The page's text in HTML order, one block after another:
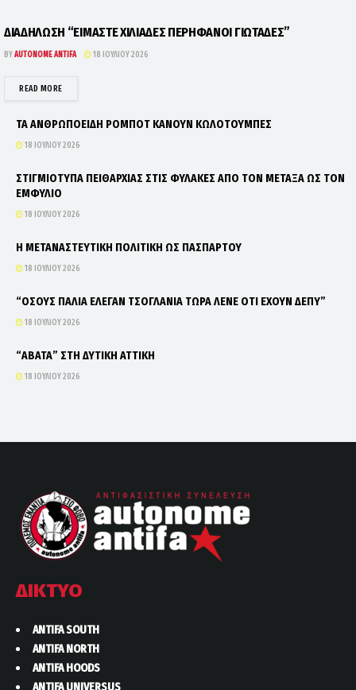
ΔΙΑΔΗΛΩΣΗ “ΕΙΜΑΣΤΕ ΧΙΛΙΑΔΕΣ ΠΕΡΗΦΑΝΟΙ ΓΙΩΤΑΔΕΣ”
BYAUTONOME ANTIFA 18 ΙΟΥΛΊΟΥ 2026
READ MOREDETAILS
ΤΑ ΑΝΘΡΩΠΟΕΙΔΗ ΡΟΜΠΟΤ ΚΑΝΟΥΝ ΚΩΛΟΤΟΥΜΠΕΣ
18 ΙΟΥΛΊΟΥ 2026
ΣΤΙΓΜΙΟΤΥΠΑ ΠΕΙΘΑΡΧΙΑΣ ΣΤΙΣ ΦΥΛΑΚΕΣ ΑΠΟ ΤΟΝ ΜΕΤΑΞΑ ΩΣ ΤΟΝ
ΕΜΦΥΛΙΟ
18 ΙΟΥΛΊΟΥ 2026
Η ΜΕΤΑΝΑΣΤΕΥΤΙΚΗ ΠΟΛΙΤΙΚΗ ΩΣ ΠΑΣΠΑΡΤΟΥ
18 ΙΟΥΛΊΟΥ 2026
“ΟΣΟΥΣ ΠΑΛΙΑ ΕΛΕΓΑΝ ΤΣΟΓΛΑΝΙΑ ΤΩΡΑ ΛΕΝΕ ΟΤΙ ΕΧΟΥΝ ΔΕΠΥ”
18 ΙΟΥΛΊΟΥ 2026
“ΑΒΑΤΑ” ΣΤΗ ΔΥΤΙΚΗ ΑΤΤΙΚΗ
18 ΙΟΥΛΊΟΥ 2026
ΔΙΚΤΥΟ
ANTIFA SOUTH
ANTIFA NORTH
ANTIFA HOODS
ANTIFA UNIVERSUS